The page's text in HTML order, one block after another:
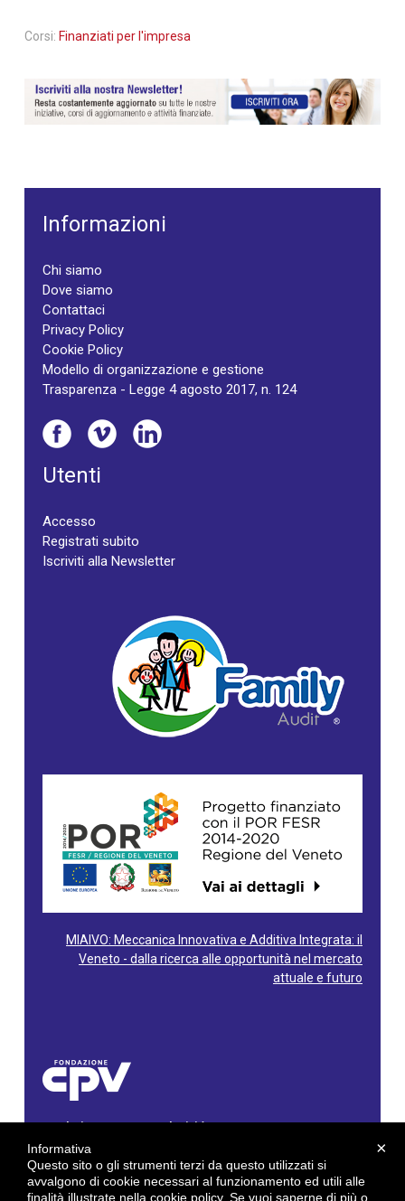
Corsi: Finanziati per l'impresa
Informazioni
Chi siamo
Dove siamo
Contattaci
Privacy Policy
Cookie Policy
Modello di organizzazione e gestione
Trasparenza - Legge 4 agosto 2017, n. 124
Utenti
Accesso
Registrati subito
Iscriviti alla Newsletter
MIAIVO: Meccanica Innovativa e Additiva Integrata: il
Veneto - dalla ricerca alle opportunità nel mercato
attuale e futuro
Fondazione Centro Produttività Veneto
Via Gioacchino Rossini, 60 - 36100 Vicenza - Italy
Tel. 0444/960500 - Fax 0444/1932220
C.F. e P. IVA: 02429800242
×
Informativa
Questo sito o gli strumenti terzi da questo utilizzati si
avvalgono di cookie necessari al funzionamento ed utili alle
finalità illustrate nella cookie policy. Se vuoi saperne di più o